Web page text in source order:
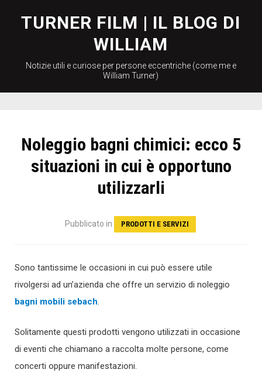
content
TURNER FILM | IL BLOG DI
WILLIAM
Notizie utili e curiose per persone eccentriche (come me e
William Turner)
Noleggio bagni chimici: ecco 5
situazioni in cui è opportuno
utilizzarli
Pubblicato in PRODOTTI E SERVIZI
Sono tantissime le occasioni in cui può essere utile
rivolgersi ad un’azienda che offre un servizio di noleggio
bagni mobili sebach.
Solitamente questi prodotti vengono utilizzati in occasione
di eventi che chiamano a raccolta molte persone, come
concerti oppure manifestazioni.